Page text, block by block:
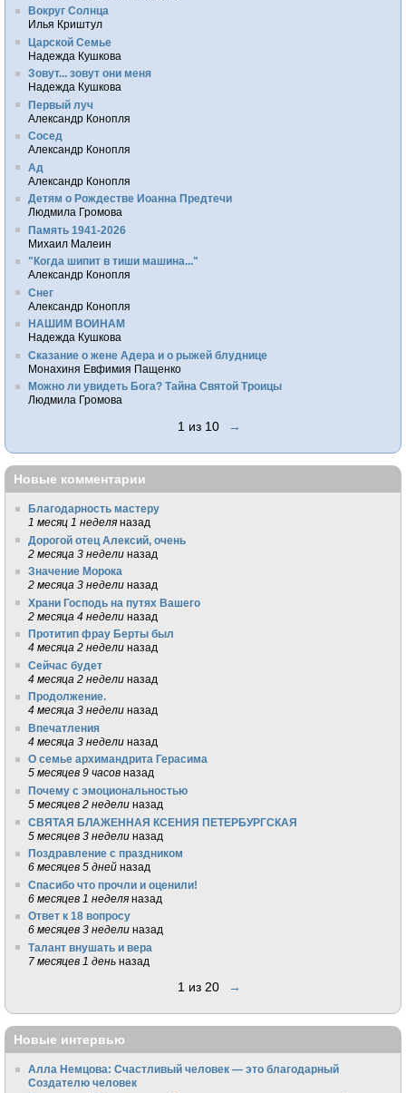
Вокруг Солнца
Илья Криштул
Царской Семье
Надежда Кушкова
Зовут... зовут они меня
Надежда Кушкова
Первый луч
Александр Конопля
Сосед
Александр Конопля
Ад
Александр Конопля
Детям о Рождестве Иоанна Предтечи
Людмила Громова
Память 1941-2026
Михаил Малеин
"Когда шипит в тиши машина..."
Александр Конопля
Снег
Александр Конопля
НАШИМ ВОИНАМ
Надежда Кушкова
Сказание о жене Адера и о рыжей блуднице
Монахиня Евфимия Пащенко
Можно ли увидеть Бога? Тайна Святой Троицы
Людмила Громова
1 из 10 →
Новые комментарии
Благодарность мастеру
1 месяц 1 неделя назад
Дорогой отец Алексий, очень
2 месяца 3 недели назад
Значение Морока
2 месяца 3 недели назад
Храни Господь на путях Вашего
2 месяца 4 недели назад
Протитип фрау Берты был
4 месяца 2 недели назад
Сейчас будет
4 месяца 2 недели назад
Продолжение.
4 месяца 3 недели назад
Впечатления
4 месяца 3 недели назад
О семье архимандрита Герасима
5 месяцев 9 часов назад
Почему с эмоциональностью
5 месяцев 2 недели назад
СВЯТАЯ БЛАЖЕННАЯ КСЕНИЯ ПЕТЕРБУРГСКАЯ
5 месяцев 3 недели назад
Поздравление с праздником
6 месяцев 5 дней назад
Спасибо что прочли и оценили!
6 месяцев 1 неделя назад
Ответ к 18 вопросу
6 месяцев 3 недели назад
Талант внушать и вера
7 месяцев 1 день назад
1 из 20 →
Новые интервью
Алла Немцова: Счастливый человек — это благодарный
Создателю человек